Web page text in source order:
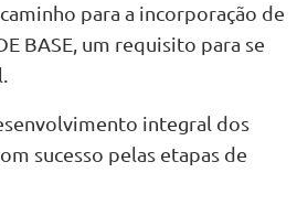
para a incorporação de
BASE, um requisito para se
integral dos
sucesso pelas etapas de